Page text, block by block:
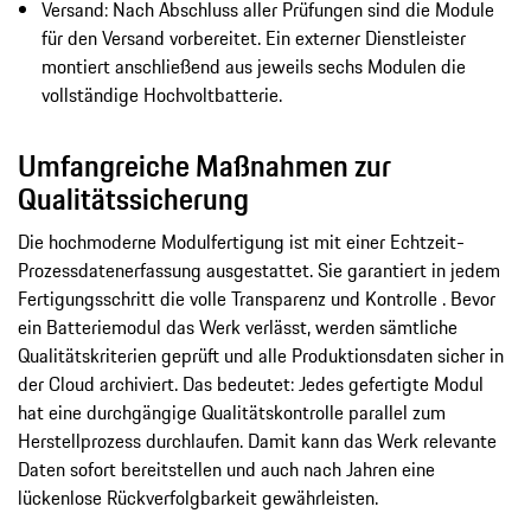
Versand: Nach Abschluss aller Prüfungen sind die Module
für den Versand vorbereitet. Ein externer Dienstleister
montiert anschließend aus jeweils sechs Modulen die
vollständige Hochvoltbatterie.
Umfangreiche Maßnahmen zur
Qualitätssicherung
Die hochmoderne Modulfertigung ist mit einer Echtzeit-
Prozessdatenerfassung ausgestattet. Sie garantiert in jedem
Fertigungsschritt die volle Transparenz und Kontrolle . Bevor
ein Batteriemodul das Werk verlässt, werden sämtliche
Qualitätskriterien geprüft und alle Produktionsdaten sicher in
der Cloud archiviert. Das bedeutet: Jedes gefertigte Modul
hat eine durchgängige Qualitätskontrolle parallel zum
Herstellprozess durchlaufen. Damit kann das Werk relevante
Daten sofort bereitstellen und auch nach Jahren eine
lückenlose Rückverfolgbarkeit gewährleisten.